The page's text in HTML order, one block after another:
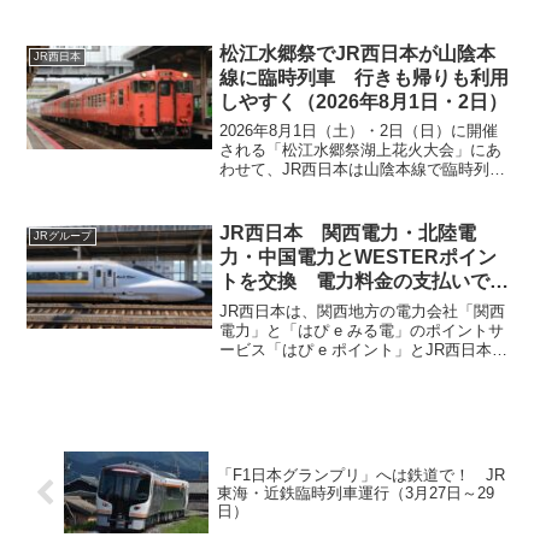
ます。もし、経営分離された場合は第三
セクターとして残ると考えられます。そ
こでどういう形で経営分離されるか検討
してみたいと思います。
JR西日本
松江水郷祭でJR西日本が山陰本
線に臨時列車 行きも帰りも利用
しやすく（2026年8月1日・2日）
2026年8月1日（土）・2日（日）に開催
される「松江水郷祭湖上花火大会」にあ
わせて、JR西日本は山陰本線で臨時列車
き・帰りの双方で臨時列車を設定するこ
とで、利用者の集中...
JRグループ
JR西日本 関西電力・北陸電
力・中国電力とWESTERポイン
トを交換 電力料金の支払いで列
車に乗ろう！（2025年3月26日
投稿分一部修正変更有）
JR西日本は、関西地方の電力会社「関西
電力」と「はぴ e みる電」のポイントサ
ービス「はぴ e ポイント」とJR西日本の
サービスを2025年3月17日（月）から行
っています。また、「中国電力」もエネ
ルギアポイントサービス2024年12月2日
（月）から行っています。
「F1日本グランプリ」へは鉄道で！ JR
東海・近鉄臨時列車運行（3月27日～29
日）